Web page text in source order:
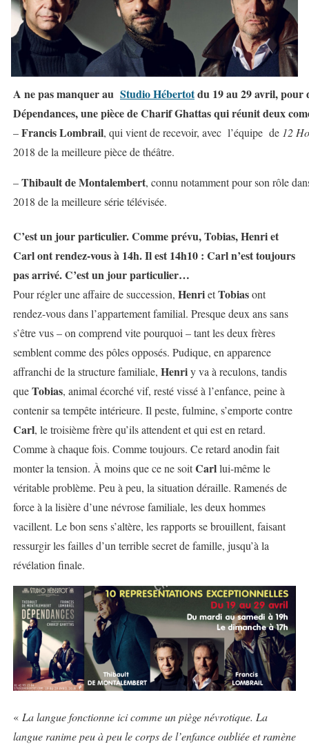
A ne pas manquer au Studio Hébertotdu 19 au 29 avril, pour
Dépendances, une pièce deCharif Ghattasqui réunit deux
–Francis Lombrail, qui vient de recevoir, avec l’équipe de 12
2018 de la meilleure pièce de théâtre.
–Thibault de Montalembert, connu notamment pour son rôle
2018 de la meilleure série télévisée.
C’est un jour particulier. Comme prévu, Tobias, Henri et
Carl ont rendez-vous à 14h. Il est 14h10 : Carl n’est toujours
pas arrivé. C’est un jour particulier…
Pour régler une affaire de succession, HenrietTobiasont
rendez-vous dans l’appartement familial. Presque deux ans sans
s’être vus – on comprend vite pourquoi – tant les deux frères
semblent comme des pôles opposés. Pudique, en apparence
affranchi de la structure familiale, Henriy va à reculons, tandis
queTobias, animal écorché vif, resté vissé à l’enfance, peine à
contenir sa tempête intérieure. Il peste, fulmine, s’emporte contre
Carl, le troisième frère qu’ils attendent et qui est en retard.
Comme à chaque fois. Comme toujours. Ce retard anodin fait
monter la tension. À moins que ce ne soitCarllui-même le
véritable problème. Peu à peu, la situation déraille. Ramenés de
force à la lisière d’une névrose familiale, les deux hommes
vacillent. Le bon sens s’altère, les rapports se brouillent, faisant
ressurgir les failles d’un terrible secret de famille, jusqu’à la
révélation finale.
« La langue fonctionne ici comme un piège névrotique. La
langue ranime peu à peu le corps de l’enfance oubliée et ramène